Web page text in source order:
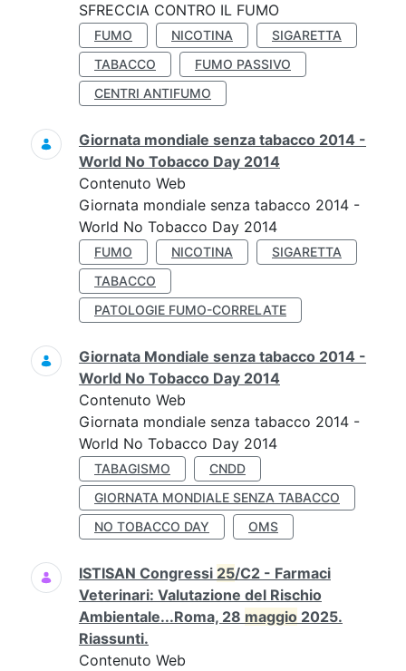
SFRECCIA CONTRO IL FUMO
FUMO NICOTINA
SIGARETTA
TABACCO
FUMO PASSIVO
CENTRI ANTIFUMO
Giornata mondiale senza tabacco 2014 -
World No Tobacco Day 2014
Contenuto Web
Giornata mondiale senza tabacco 2014 -
World No Tobacco Day 2014
FUMO NICOTINA
SIGARETTA
TABACCO
PATOLOGIE FUMO-CORRELATE
Giornata Mondiale senza tabacco 2014 -
World No Tobacco Day 2014
Contenuto Web
Giornata mondiale senza tabacco 2014 -
World No Tobacco Day 2014
TABAGISMO
CNDD
GIORNATA MONDIALE SENZA TABACCO
NO TOBACCO DAY
OMS
ISTISAN Congressi 25/C2 - Farmaci
Veterinari: Valutazione del Rischio
Ambientale...Roma, 28 maggio 2025.
Riassunti.
Contenuto Web